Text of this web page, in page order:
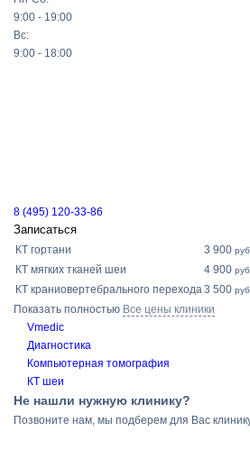
9:00 - 19:00
Вс:
9:00 - 18:00
8 (495) 120-33-86
Записаться
КТ гортани 3 900 руб.
КТ мягких тканей шеи 4 900 руб.
КТ краниовертебрального перехода3 500 руб.
Показать полностью Все цены клиники
Vmedic
Диагностика
Компьютерная томография
КТ шеи
Не нашли нужную клинику?
Позвоните нам, мы подберем для Вас